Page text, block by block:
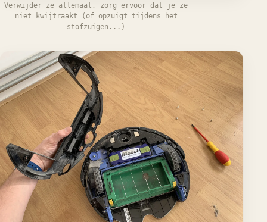
Verwijder ze allemaal, zorg ervoor dat je ze
niet kwijtraakt (of opzuigt tijdens het
stofzuigen...)